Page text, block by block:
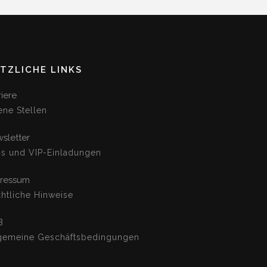
LINKS
Stellen
und VIP-Einladungen
Hinweise
Geschäftsbedingungen